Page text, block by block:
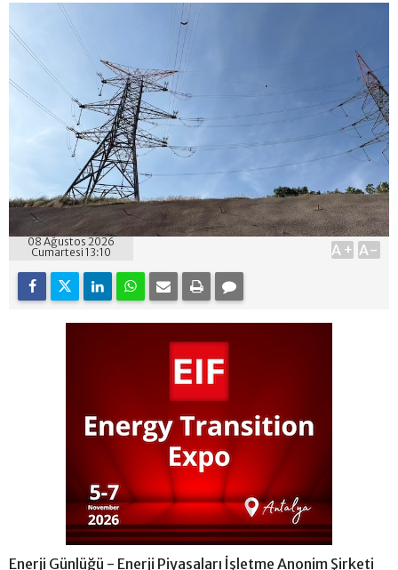
08 Ağustos 2026
Cumartesi 13:10
A+ A-
Enerji Günlüğü - Enerji Piyasaları İşletme Anonim Şirketi